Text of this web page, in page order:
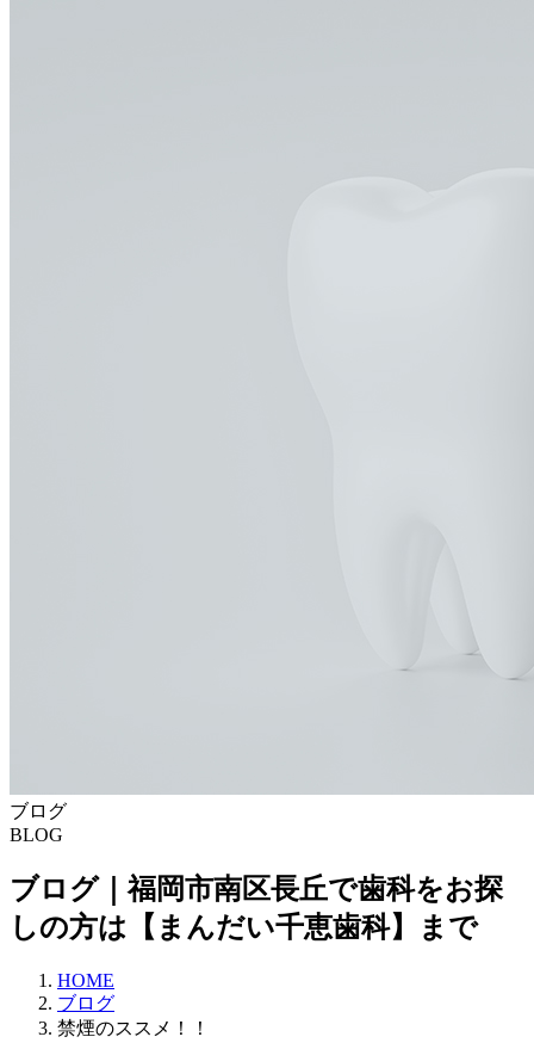
ブログ
BLOG
ブログ｜福岡市南区長丘で歯科をお探
しの方は【まんだい千恵歯科】まで
HOME
ブログ
禁煙のススメ！！